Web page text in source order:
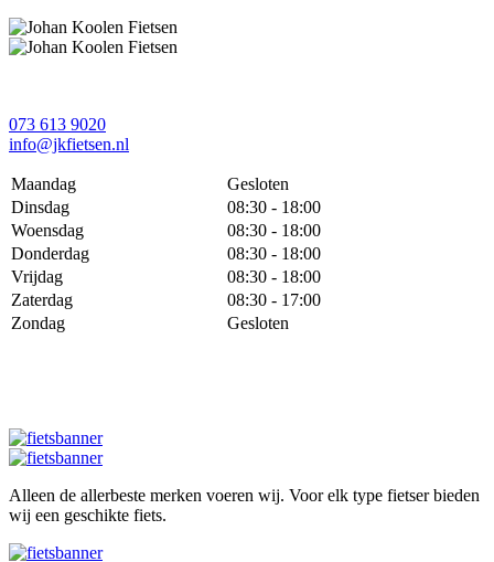
073 613 9020
info@jkfietsen.nl
Maandag
Gesloten
Dinsdag
08:30 - 18:00
Woensdag
08:30 - 18:00
Donderdag
08:30 - 18:00
Vrijdag
08:30 - 18:00
Zaterdag
08:30 - 17:00
Zondag
Gesloten
Alleen de allerbeste merken voeren wij. Voor elk type fietser bieden
wij een geschikte fiets.